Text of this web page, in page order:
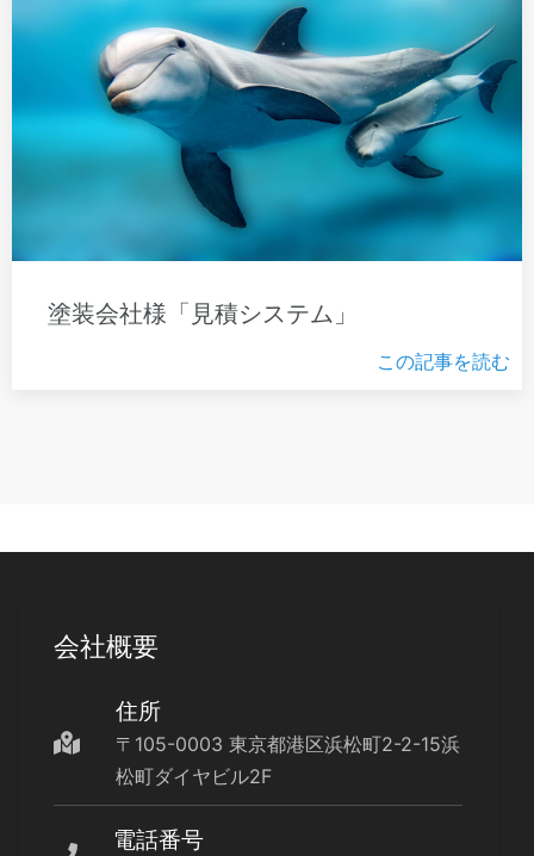
塗装会社様「見積システム」
この記事を読む
会社概要
住所
〒105-0003 東京都港区浜松町2-2-15浜
松町ダイヤビル2F
電話番号